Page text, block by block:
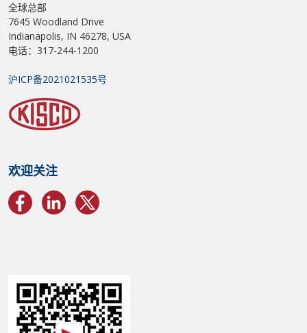
全球总部
7645 Woodland Drive
Indianapolis, IN 46278, USA
电话：317-244-1200
沪ICP备2021021535号
欢迎关注